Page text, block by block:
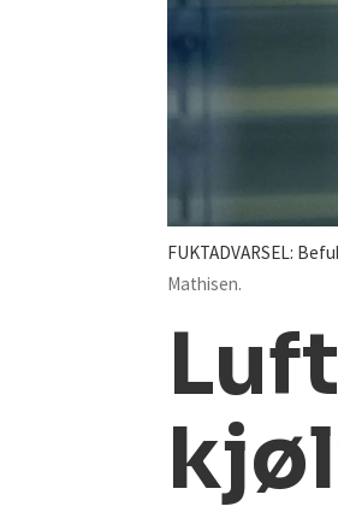
FUKTADVARSEL:
Mathisen.